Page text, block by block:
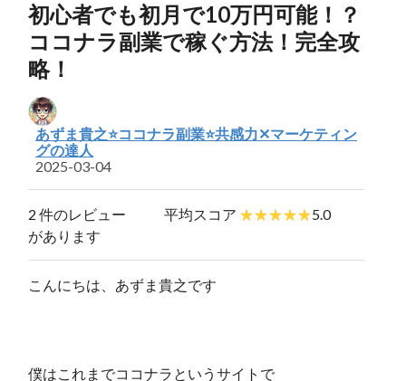
初心者でも初月で10万円可能！？
ココナラ副業で稼ぐ方法！完全攻
略！
あずま貴之⭐ココナラ副業⭐️共感力✕マーケティン
グの達人
2025-03-04
2 件のレビュー
があります
平均スコア 5.0
こんにちは、あずま貴之です
僕はこれまでココナラというサイトで